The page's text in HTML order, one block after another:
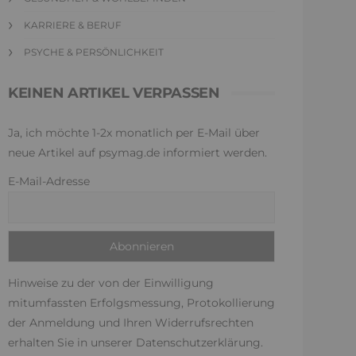
KARRIERE & BERUF
PSYCHE & PERSÖNLICHKEIT
KEINEN ARTIKEL VERPASSEN
Ja, ich möchte 1-2x monatlich per E-Mail über
neue Artikel auf psymag.de informiert werden.
E-Mail-Adresse
Hinweise zu der von der Einwilligung
mitumfassten Erfolgsmessung, Protokollierung
der Anmeldung und Ihren Widerrufsrechten
erhalten Sie in unserer Datenschutzerklärung.